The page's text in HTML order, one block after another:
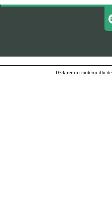
Déclarer un contenu illicite